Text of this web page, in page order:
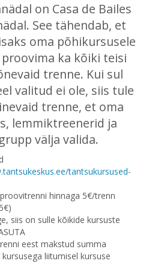
on Casa de Bailes
See tähendab, et
oma põhikursusele
ka kõiki teisi
trenne. Kui sul
valitud ei ole, siis tule
trenne, et oma
lemmiktreenerid ja
välja valida.
tantsukursused-
hinnaga 5€/trenn
siis on sulle kõikide kursuste
eest makstud summa
liitumisel kursuse